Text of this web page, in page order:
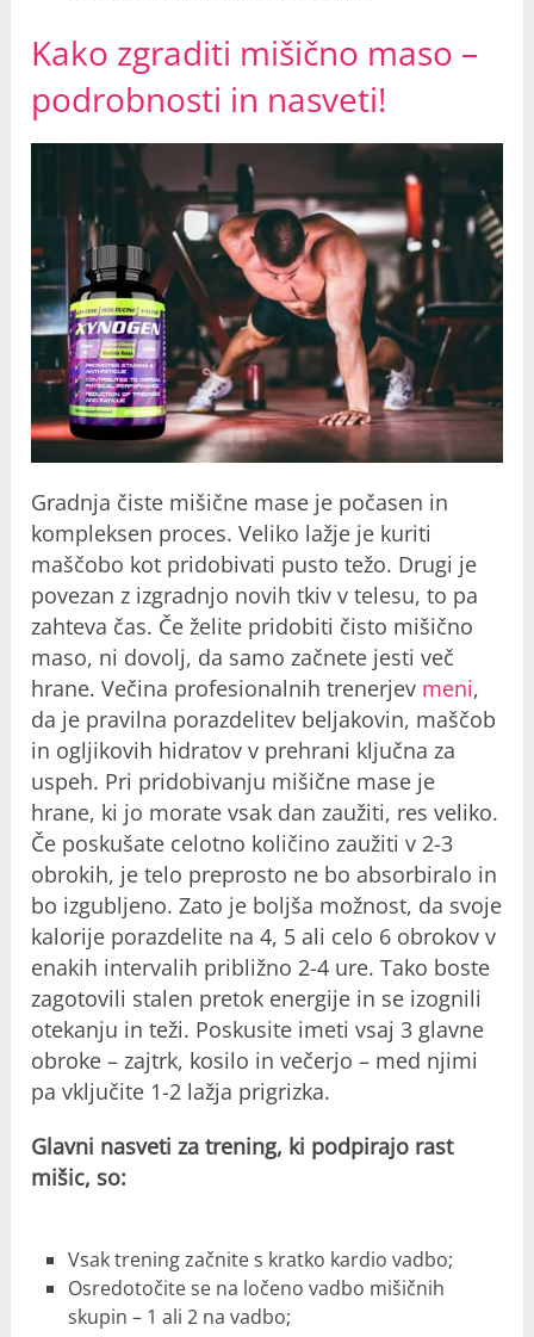
Kako zgraditi mišično maso –
podrobnosti in nasveti!
Gradnja čiste mišične mase je počasen in
kompleksen proces. Veliko lažje je kuriti
maščobo kot pridobivati ​​pusto težo. Drugi je
povezan z izgradnjo novih tkiv v telesu, to pa
zahteva čas. Če želite pridobiti čisto mišično
maso, ni dovolj, da samo začnete jesti več
hrane. Večina profesionalnih trenerjev meni,
da je pravilna porazdelitev beljakovin, maščob
in ogljikovih hidratov v prehrani ključna za
uspeh. Pri pridobivanju mišične mase je
hrane, ki jo morate vsak dan zaužiti, res veliko.
Če poskušate celotno količino zaužiti v 2-3
obrokih, je telo preprosto ne bo absorbiralo in
bo izgubljeno. Zato je boljša možnost, da svoje
kalorije porazdelite na 4, 5 ali celo 6 obrokov v
enakih intervalih približno 2-4 ure. Tako boste
zagotovili stalen pretok energije in se izognili
otekanju in teži. Poskusite imeti vsaj 3 glavne
obroke – zajtrk, kosilo in večerjo – med njimi
pa vključite 1-2 lažja prigrizka.
Glavni nasveti za trening, ki podpirajo rast
mišic, so:
Vsak trening začnite s kratko kardio vadbo;
Osredotočite se na ločeno vadbo mišičnih
skupin – 1 ali 2 na vadbo;